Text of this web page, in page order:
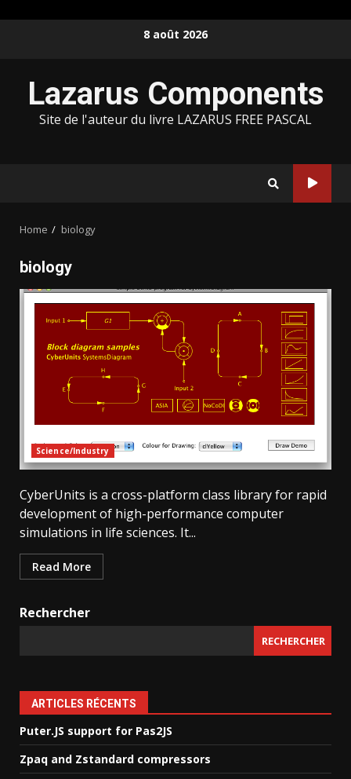
8 août 2026
Lazarus Components
Site de l'auteur du livre LAZARUS FREE PASCAL
Home biology
biology
Science/Industry
CyberUnits is a cross-platform class library for rapid
development of high-performance computer
simulations in life sciences. It...
Read More
Rechercher
RECHERCHER
ARTICLES RÉCENTS
Puter.JS support for Pas2JS
Zpaq and Zstandard compressors